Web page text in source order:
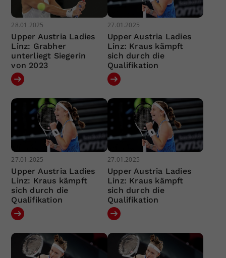
28.01.2025
Upper Austria Ladies
Linz: Grabher
unterliegt Siegerin
von 2023
27.01.2025
Upper Austria Ladies
Linz: Kraus kämpft
sich durch die
Qualifikation
27.01.2025
Upper Austria Ladies
Linz: Kraus kämpft
sich durch die
Qualifikation
27.01.2025
Upper Austria Ladies
Linz: Kraus kämpft
sich durch die
Qualifikation